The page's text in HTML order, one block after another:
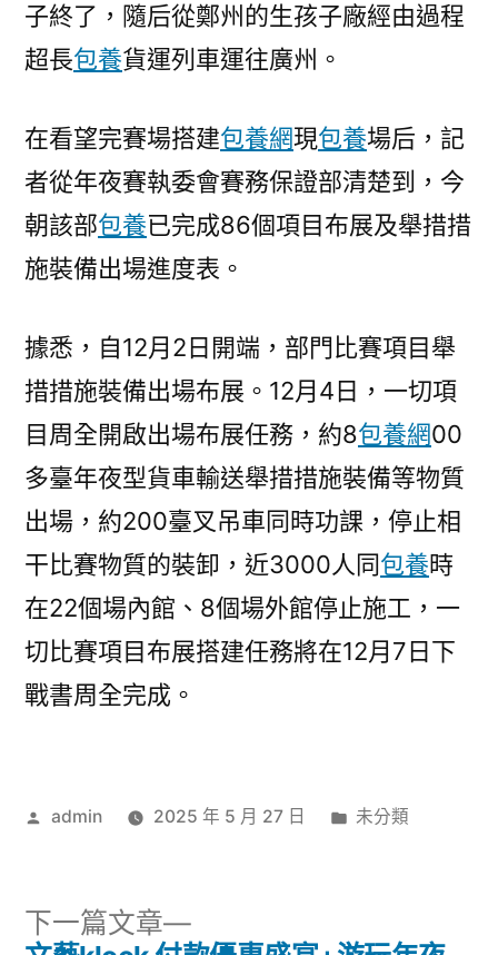
子終了，隨后從鄭州的生孩子廠經由過程
超長包養貨運列車運往廣州。
在看望完賽場搭建包養網現包養場后，記
者從年夜賽執委會賽務保證部清楚到，今
朝該部包養已完成86個項目布展及舉措措
施裝備出場進度表。
據悉，自12月2日開端，部門比賽項目舉
措措施裝備出場布展。12月4日，一切項
目周全開啟出場布展任務，約8包養網00
多臺年夜型貨車輸送舉措措施裝備等物質
出場，約200臺叉吊車同時功課，停止相
干比賽物質的裝卸，近3000人同包養時
在22個場內館、8個場外館停止施工，一
切比賽項目布展搭建任務將在12月7日下
戰書周全完成。
作
admin 2025 年 5 月 27 日
分
未分類
下一篇文章
下